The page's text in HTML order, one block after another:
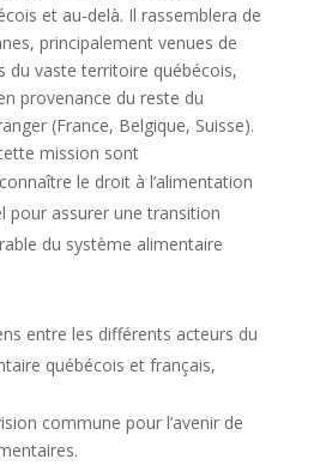
et au-delà. Il rassemblera de
principalement venues de
du vaste territoire québécois,
provenance du reste du
(France, Belgique, Suisse).
mission sont
le droit à l’alimentation
pour assurer une transition
du système alimentaire
entre les différents acteurs du
québécois et français,
commune pour l’avenir de